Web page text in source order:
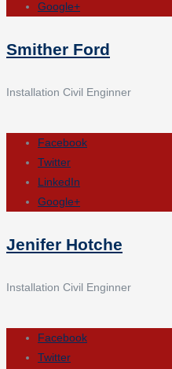
Google+
Smither Ford
Installation Civil Enginner
Facebook
Twitter
LinkedIn
Google+
Jenifer Hotche
Installation Civil Enginner
Facebook
Twitter